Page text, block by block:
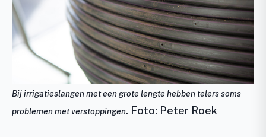
Bij irrigatieslangen met een grote lengte hebben telers soms
problemen met verstoppingen. Foto: Peter Roek